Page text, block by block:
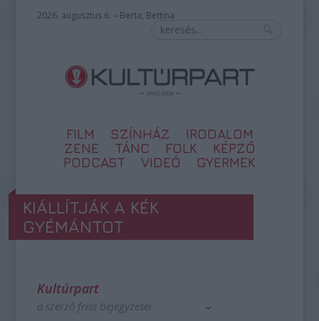
2026. augusztus 6. – Berta, Bettina
FILM SZÍNHÁZ
IRODALOM
ZENE
TÁNC FOLK
KÉPZŐ
PODCAST
VIDEÓ GYERMEK
KIÁLLÍTJÁK A KÉK
GYÉMÁNTOT
Kultúrpart
a szerző friss bejegyzései